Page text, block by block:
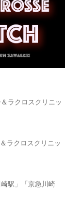
ラクロスクリニッ
ラクロスクリニッ
駅」「京急川崎